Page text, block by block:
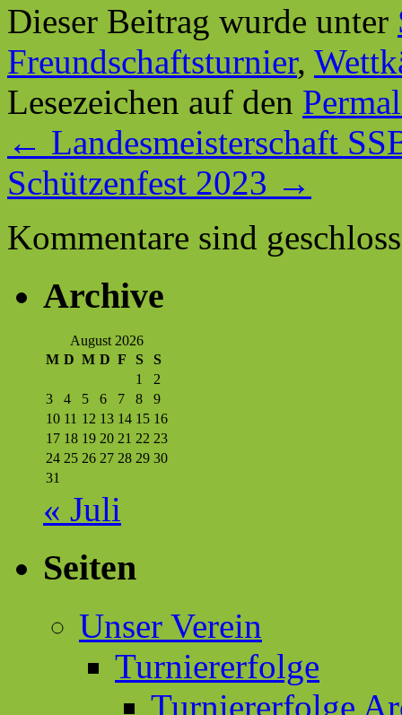
Dieser Beitrag wurde unter
Freundschaftsturnier,
Lesezeichen auf den
← Landesmeisterschaft
Schützenfest 2023 →
Kommentare sind
Archive
August 2026
M D M D F S
S
1
2
3
4 5 6 7 8
9
10 11 12 13 14 15 16
17 18 19 20 21 22 23
24 25 26 27 28 29 30
31
« Juli
Seiten
Unser Verein
Turniererfolge
Turniererfolge